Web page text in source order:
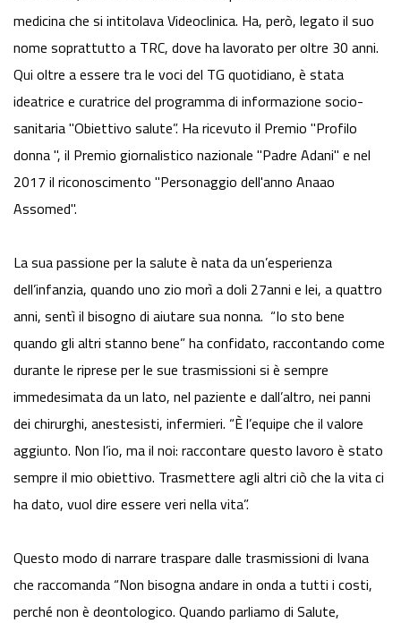
medicina che si intitolava Videoclinica. Ha, però, legato il suo
nome soprattutto a TRC, dove ha lavorato per oltre 30 anni.
Qui oltre a essere tra le voci del TG quotidiano, è stata
ideatrice e curatrice del programma di informazione socio-
sanitaria "Obiettivo salute”. Ha ricevuto il Premio "Profilo
donna ", il Premio giornalistico nazionale "Padre Adani" e nel
2017 il riconoscimento "Personaggio dell'anno Anaao
Assomed".
La sua passione per la salute è nata da un’esperienza
dell’infanzia, quando uno zio morì a doli 27anni e lei, a quattro
anni, sentì il bisogno di aiutare sua nonna. “Io sto bene
quando gli altri stanno bene” ha confidato, raccontando come
durante le riprese per le sue trasmissioni si è sempre
immedesimata da un lato, nel paziente e dall’altro, nei panni
dei chirurghi, anestesisti, infermieri. “È l’equipe che il valore
aggiunto. Non l’io, ma il noi: raccontare questo lavoro è stato
sempre il mio obiettivo. Trasmettere agli altri ciò che la vita ci
ha dato, vuol dire essere veri nella vita”.
Questo modo di narrare traspare dalle trasmissioni di Ivana
che raccomanda “Non bisogna andare in onda a tutti i costi,
perché non è deontologico. Quando parliamo di Salute,